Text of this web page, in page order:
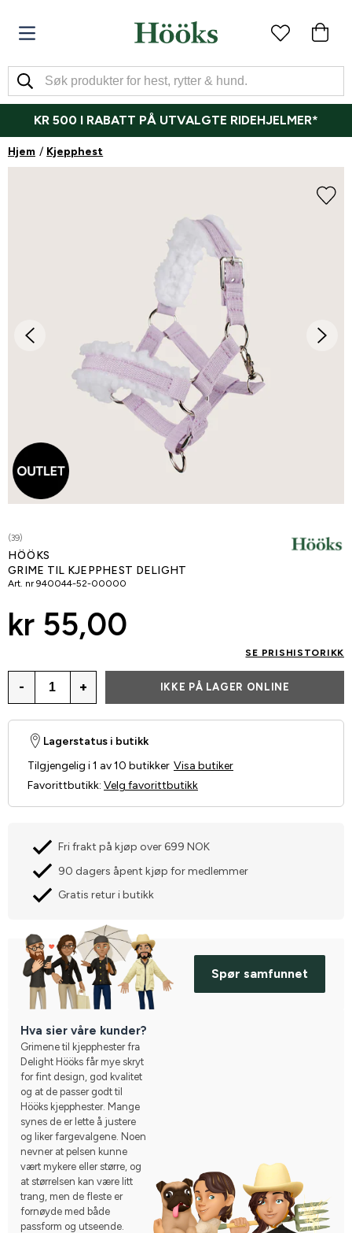
KR 500 I RABATT PÅ UTVALGTE RIDEHJELMER*
Hjem Kjepphest
(39)
HÖÖKS
GRIME TIL KJEPPHEST DELIGHT
Art. nr 940044-52-00000
kr 55,00
SE PRISHISTORIKK
- + IKKE PÅ LAGER ONLINE
Lagerstatus i butikk
Tilgjengelig i 1 av 10 butikker Visa butiker
Favorittbutikk: Velg favorittbutikk
Fri frakt på kjøp over 699 NOK
90 dagers åpent kjøp for medlemmer
Gratis retur i butikk
Spør samfunnet
Hva sier våre kunder?
Grimene til kjepphester fra
Delight Hööks får mye skryt
for fint design, god kvalitet
og at de passer godt til
Hööks kjepphester. Mange
synes de er lette å justere
og liker fargevalgene. Noen
nevner at pelsen kunne
vært mykere eller større, og
at størrelsen kan være litt
trang, men de fleste er
fornøyde med både
passform og utseende.